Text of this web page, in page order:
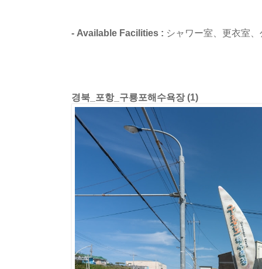
- Available Facilities : シャワー室、更衣室
경북_포항_구룡포해수욕장 (1)